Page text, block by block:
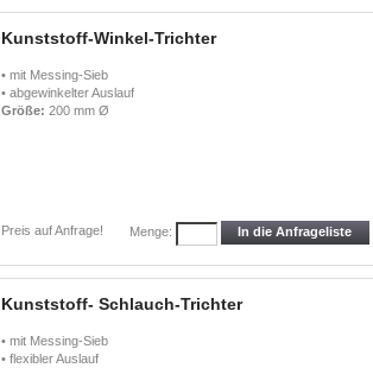
Kunststoff-Winkel-Trichter
• mit Messing-Sieb
• abgewinkelter Auslauf
Größe: 200 mm Ø
Preis auf Anfrage! Menge: In die Anfrageliste
Kunststoff- Schlauch-Trichter
• mit Messing-Sieb
• flexibler Auslauf